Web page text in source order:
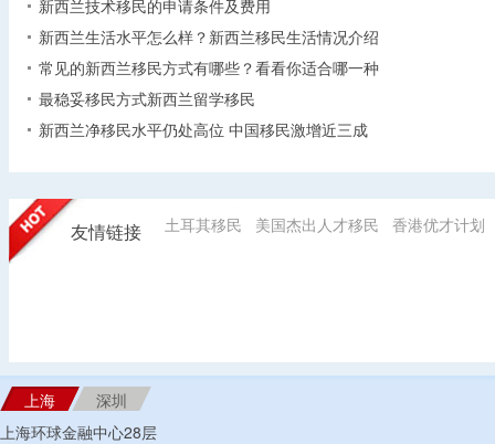
新西兰技术移民的申请条件及费用
新西兰生活水平怎么样？新西兰移民生活情况介绍
常见的新西兰移民方式有哪些？看看你适合哪一种
最稳妥移民方式新西兰留学移民
新西兰净移民水平仍处高位 中国移民激增近三成
友情链接 土耳其移民 美国杰出人才移民 香港优才计划
上海
深圳
上海环球金融中心28层